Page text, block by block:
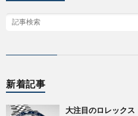
新着記事
大注目のロレックス